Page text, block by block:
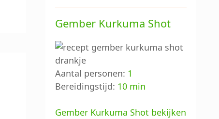
Gember Kurkuma Shot
Aantal personen: 1
Bereidingstijd: 10 min
Gember Kurkuma Shot bekijken